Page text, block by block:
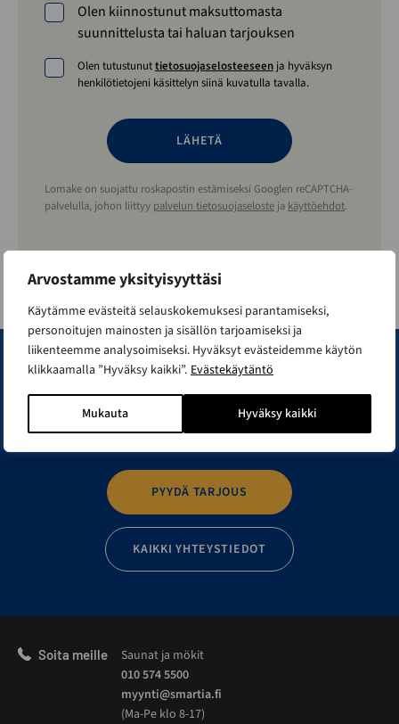
Arvostamme yksityisyyttäsi
Käytämme evästeitä selauskokemuksesi parantamiseksi,
personoitujen mainosten ja sisällön tarjoamiseksi ja
liikenteemme analysoimiseksi. Hyväksyt evästeidemme käytön
klikkaamalla ”Hyväksy kaikki”. Evästekäytäntö
Mukauta Hyväksy kaikki
Olen kiinnostunut maksuttomasta
suunnittelusta tai haluan tarjouksen
Olen tutustunuttietosuojaselosteeseen ja hyväksyn
henkilötietojeni käsittelyn siinä kuvatulla tavalla.
Lomake on suojattu roskapostin estämiseksi Googlen reCAPTCHA-
palvelulla, johon liittyy palvelun tietosuojaseloste ja käyttöehdot.
Elämäsi onnistunein rakennusprojekti alkaa tästä.
PYYDÄ TARJOUS
KAIKKI YHTEYSTIEDOT
Soita meille
Saunat ja mökit
010 574 5500
myynti@smartia.fi
(Ma-Pe klo 8-17)